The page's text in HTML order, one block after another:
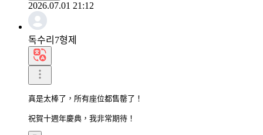
2026.07.01 21:12
독수리7형제
真是太棒了，所有座位都售罄了！
祝賀十週年慶典，我非常期待！